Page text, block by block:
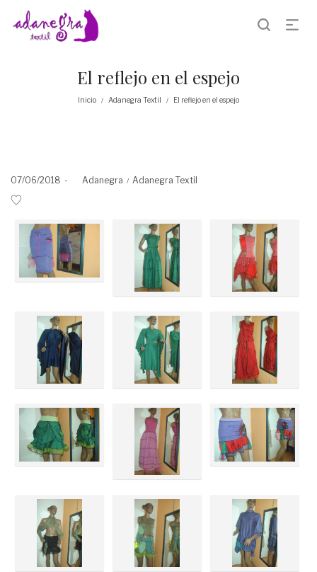
El reflejo en el espejo
Inicio / Adanegra Textil / El reflejo en el espejo
Posted
on
07/06/2018 byAdanegra
Posted
Adanegra Textil